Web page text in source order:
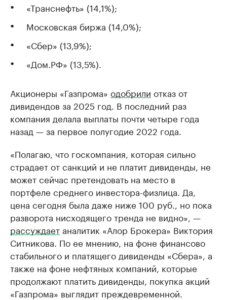
«Транснефть» (14,1%);
Московская биржа (14,0%);
«Сбер» (13,9%);
«Дом.РФ» (13,5%).
Акционеры «Газпрома» одобрили отказ от
дивидендов за 2025 год. В последний раз
компания делала выплаты почти четыре года
назад — за первое полугодие 2022 года.
«Полагаю, что госкомпания, которая сильно
страдает от санкций и не платит дивиденды, не
может сейчас претендовать на место в
портфеле среднего инвестора-физлица. Да,
цена сегодня была даже ниже 100 руб., но пока
разворота нисходящего тренда не видно», —
рассуждаетаналитик «Алор Брокера» Виктория
Ситникова. По ее мнению, на фоне финансово
стабильного и платящего дивиденды «Сбера», а
также на фоне нефтяных компаний, которые
продолжают платить дивиденды, покупка акций
«Газпрома» выглядит преждевременной.